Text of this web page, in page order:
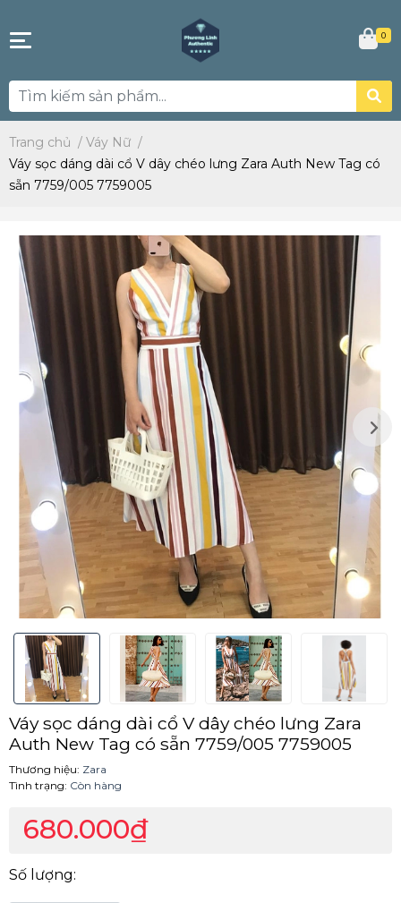
0
Trang chủ / Váy Nữ /
Váy sọc dáng dài cổ V dây chéo lưng Zara Auth New Tag có
sẵn 7759/005 7759005
Váy sọc dáng dài cổ V dây chéo lưng Zara
Auth New Tag có sẵn 7759/005 7759005
Thương hiệu: Zara
Tình trạng: Còn hàng
680.000₫
Số lượng: